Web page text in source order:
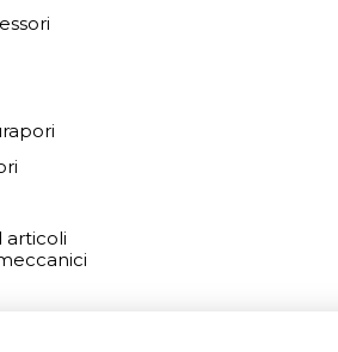
articoli